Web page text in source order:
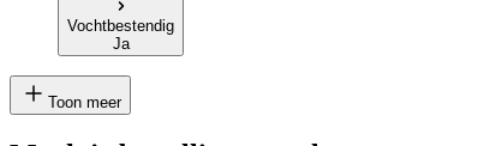
Vochtbestendig
Ja
Toon meer